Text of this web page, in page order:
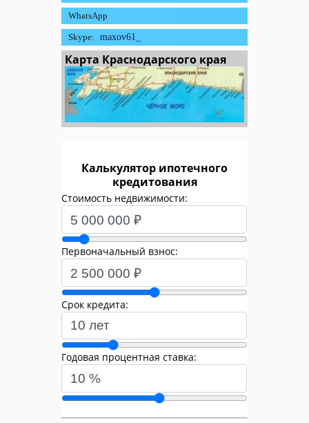
WhatsApp
Skype: maxov61_
Карта Краснодарского края
Калькулятор ипотечного
кредитования
Стоимость недвижимости:
Первоначальный взнос:
Срок кредита:
Годовая процентная ставка: